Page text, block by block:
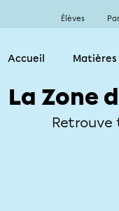
Élèves
Accueil Matières
La Zone
Retrouve